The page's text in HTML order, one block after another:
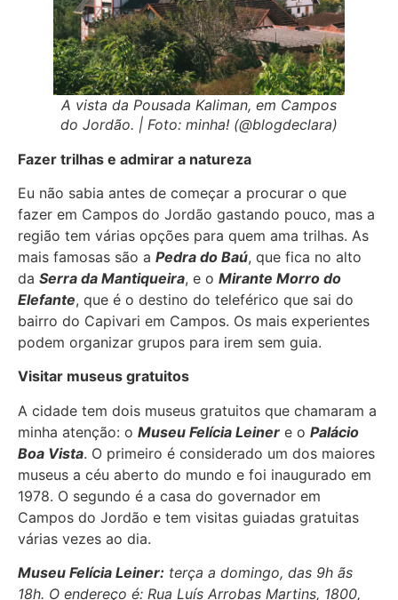
A vista da Pousada Kaliman, em Campos
do Jordão. | Foto: minha! (@blogdeclara)
Fazer trilhas e admirar a natureza
Eu não sabia antes de começar a procurar o que
fazer em Campos do Jordão gastando pouco, mas a
região tem várias opções para quem ama trilhas. As
mais famosas são a Pedra do Baú, que fica no alto
da Serra da Mantiqueira, e o Mirante Morro do
Elefante, que é o destino do teleférico que sai do
bairro do Capivari em Campos. Os mais experientes
podem organizar grupos para irem sem guia.
Visitar museus gratuitos
A cidade tem dois museus gratuitos que chamaram a
minha atenção: o Museu Felícia Leiner e o Palácio
Boa Vista. O primeiro é considerado um dos maiores
museus a céu aberto do mundo e foi inaugurado em
1978. O segundo é a casa do governador em
Campos do Jordão e tem visitas guiadas gratuitas
várias vezes ao dia.
Museu Felícia Leiner: terça a domingo, das 9h ãs
18h. O endereço é: Rua Luís Arrobas Martins, 1800,